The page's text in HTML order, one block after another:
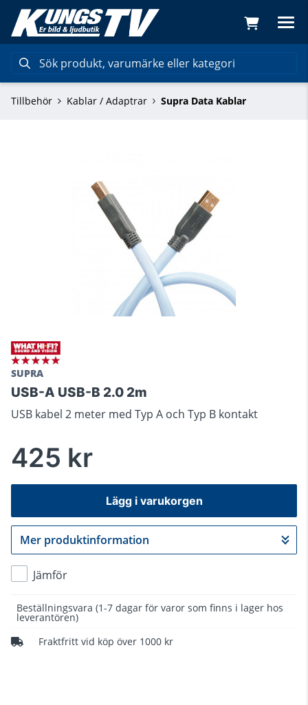
Tillbehör Kablar / Adaptrar Supra Data Kablar
SUPRA
USB-A USB-B 2.0 2m
USB kabel 2 meter med Typ A och Typ B kontakt
425 kr
Lägg i varukorgen
Gå till kassan
Mer produktinformation
Jämför
Beställningsvara (1-7 dagar för varor som finns i lager hos
leverantören)
Fraktfritt vid köp över 1000 kr